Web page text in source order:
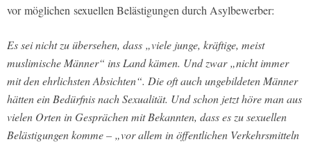
vor möglichen sexuellen Belästigungen durch Asylbewerber:
Es sei nicht zu übersehen, dass „viele junge, kräftige, meist
muslimische Männer“ ins Land kämen. Und zwar „nicht immer
mit den ehrlichsten Absichten“. Die oft auch ungebildeten Männer
hätten ein Bedürfnis nach Sexualität. Und schon jetzt höre man aus
vielen Orten in Gesprächen mit Bekannten, dass es zu sexuellen
Belästigungen komme – „vor allem in öffentlichen Verkehrsmitteln